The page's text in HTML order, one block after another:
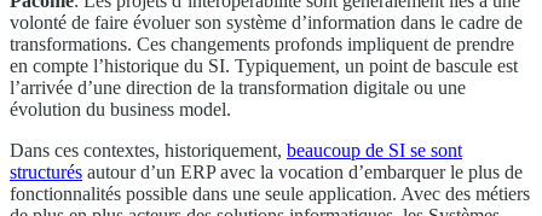
volonté de faire évoluer son système d’information dans le cadre de
transformations. Ces changements profonds impliquent de prendre
en compte l’historique du SI. Typiquement, un point de bascule est
l’arrivée d’une direction de la transformation digitale ou une
évolution du business model.
Dans ces contextes, historiquement, beaucoup de SI se sont
structurés autour d’un ERP avec la vocation d’embarquer le plus de
fonctionnalités possible dans une seule application. Avec des métiers